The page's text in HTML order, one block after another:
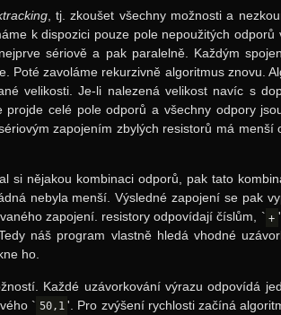
, tj. zkoušet všechny možnosti a
k dispozici pouze pole nepoužitých
sériově a pak paralelně. Každým
Poté zavoláme rekurzivně algoritmus znovu.
velikosti. Je-li nalezená velikost navíc s
celé pole odporů a všechny odpory
zapojením zbylých resistorů má menší
si nějakou kombinaci odporů, pak tato
nebyla menší. Výsledné zapojení se pak
zapojení. resistory odpovídají číslům, ` +
náš program vlastně hledá vhodné
ho.
Každé uzávorkování výrazu odpovídá
` 50,1 '. Pro zvýšení rychlosti začíná